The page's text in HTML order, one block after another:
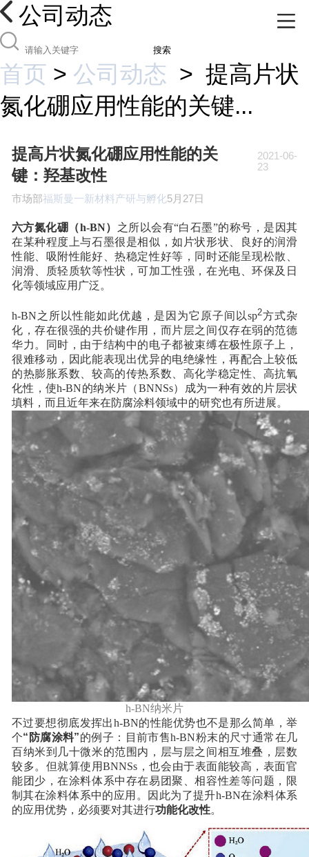
公司动态
搜索
首页 > 公司动态 > 提高片状
氮化硼应用性能的关键...
提高片状氮化硼应用性能的关
键：羟基改性
2021-06-
23
市场部福斯曼一新材料产研与孵化5月27日
六方氮化硼（h-BN） 之所以会有“白石墨”的称号，是因其
在某种程度上与石墨很是相似，如片状形状、良好的润滑
性能、吸附性能好、热稳定性好等，同时还能呈现松散、
润滑、质轻质软等性状，可加工性强，在光电、环保及日
化等领域应用广泛。
h-BN之所以性能如此优越，是因为它原子间以sp2方式杂
化，存在很强的共价键作用，而片层之间仅存在弱的范德
华力。同时，由于结构中的电子都被束缚在极性原子上，
很难移动，因此能表现出优异的电绝缘性，再配合上较低
的热膨胀系数、较高的传热系数、高化学稳定性、高抗氧
化性，使h-BN的纳米片（BNNSs）成为一种有效的片层状
填料，而且近年来在防腐涂料领域中的研究也有所进展。
h-BN纳米片
不过要想彻底发挥出h-BN的性能优势也不是那么简单，举
个“防腐涂料”的例子：目前市售h-BN粉末的尺寸通常在几
百纳米到几十微米的范围内，层与层之间相互堆叠，层数
较多。但就算使用BNNSs，也会由于表面能较高，表面官
能团少，在涂料体系中存在易团聚、相容性差等问题，限
制其在涂料体系中的应用。因此为了提升h-BN在涂料体系
的应用优势，必须要对其进行功能化改性。